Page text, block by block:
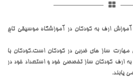
ارف به کودکان در آموزشگاه موسیقی تاج
مهارت ساز های ضربی در کودکان است.کودکان با
ارف کودکان ساز تخصصی خود و استعداد خود در
یابند.